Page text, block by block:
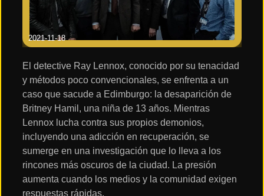
2021-11-18
El detective Ray Lennox, conocido por su tenacidad
y métodos poco convencionales, se enfrenta a un
caso que sacude a Edimburgo: la desaparición de
Britney Hamil, una niña de 13 años. Mientras
Lennox lucha contra sus propios demonios,
incluyendo una adicción en recuperación, se
sumerge en una investigación que lo lleva a los
rincones más oscuros de la ciudad. La presión
aumenta cuando los medios y la comunidad exigen
respuestas rápidas.